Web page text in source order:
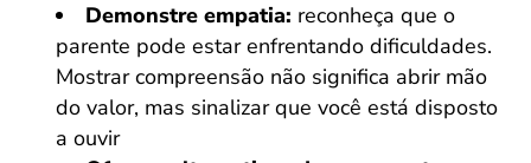
Demonstre empatia: reconheça que o
parente pode estar enfrentando dificuldades.
Mostrar compreensão não significa abrir mão
do valor, mas sinalizar que você está disposto
a ouvir